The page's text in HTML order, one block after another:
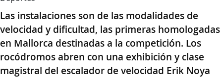
Las instalaciones son de las modalidades de
velocidad y dificultad, las primeras homologadas
en Mallorca destinadas a la competición. Los
rocódromos abren con una exhibición y clase
magistral del escalador de velocidad Erik Noya